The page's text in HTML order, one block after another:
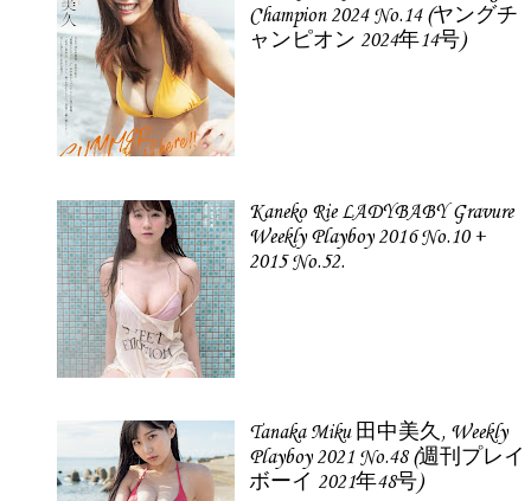
Champion 2024 No.14 (ヤングチ
ャンピオン 2024年14号)
Kaneko Rie LADYBABY Gravure
Weekly Playboy 2016 No.10 +
2015 No.52.
Tanaka Miku 田中美久, Weekly
Playboy 2021 No.48 (週刊プレイ
ボーイ 2021年48号)